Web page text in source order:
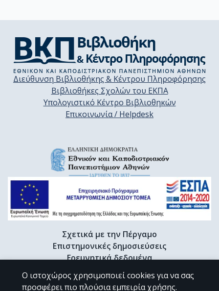
Διεύθυνση Βιβλιοθήκης & Κέντρου Πληροφόρησης
Βιβλιοθήκες Σχολών του ΕΚΠΑ
Υπολογιστικό Κέντρο Βιβλιοθηκών
Επικοινωνία / Helpdesk
Σχετικά με την Πέργαμο
Επιστημονικές δημοσιεύσεις
Ερευνητικά δεδομένα
Διδακτορικές διατριβές & Γκρίζα βιβλιογραφία
Προφίλ Ερευνητή
Ο ιστοχώρος χρησιμοποιεί cookies για να σας
προσφέρει πιο πλούσια εμπειρία χρήσης.